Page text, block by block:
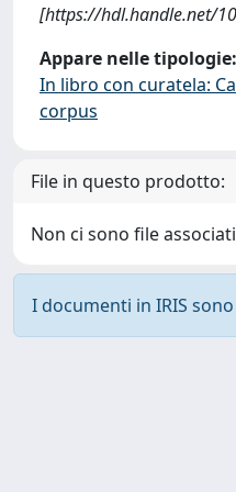
[https://hdl.handle.net/
Appare nelle tipologie:
In libro con curatela:
corpus
File in questo prodotto:
Non ci sono file
I documenti in IRIS